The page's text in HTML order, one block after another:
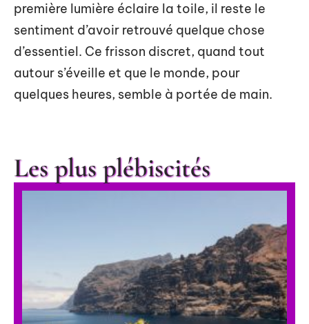
première lumière éclaire la toile, il reste le
sentiment d’avoir retrouvé quelque chose
d’essentiel. Ce frisson discret, quand tout
autour s’éveille et que le monde, pour
quelques heures, semble à portée de main.
Les plus plébiscités